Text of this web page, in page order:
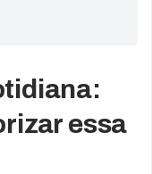
essa